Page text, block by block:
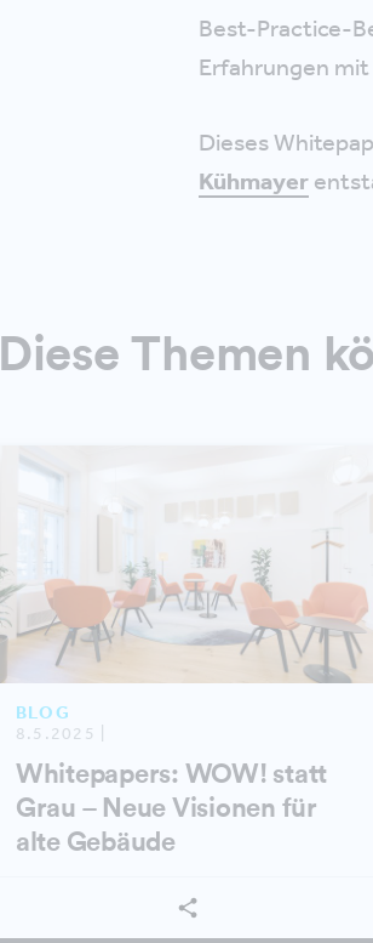
Best-Practice-
Erfahrungen
Dieses
Kühmayer
Diese Themen
BLOG
8.5.2025 |
Whitepapers: WOW! statt
Grau – Neue Visionen für
alte Gebäude